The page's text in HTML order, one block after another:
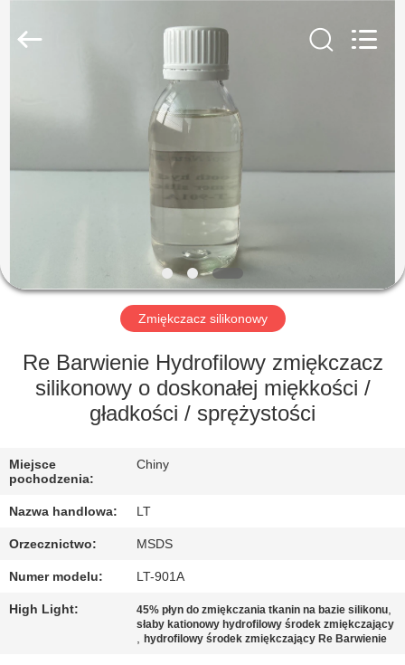
WYCIECZKA
FABRYCE
KONTROLA
SKONTAKTUJ
NAMI
AKTUALNOŚCI
Zmiękczacz silikonowy
Re Barwienie Hydrofilowy zmiękczacz
silikonowy o doskonałej miękkości /
gładkości / sprężystości
Miejsce
pochodzenia:
Chiny
Nazwa handlowa: LT
Orzecznictwo: MSDS
Numer modelu: LT-901A
High Light: 45% płyn do zmiękczania tkanin na bazie silikonu,
słaby kationowy hydrofilowy środek zmiękczający
,hydrofilowy środek zmiękczający Re Barwienie